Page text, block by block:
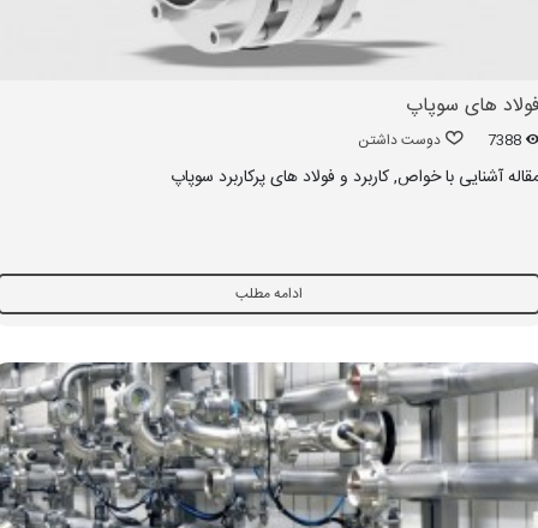
های سوپاپ
7388 دوست داشتن
آشنایی با خواص, کاربرد و فولاد های پرکاربرد سوپاپ
ادامه مطلب